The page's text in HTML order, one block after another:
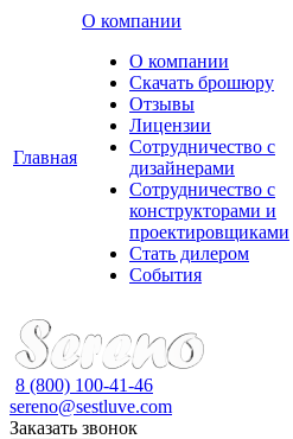
Главная
О компании
О компании
Скачать брошюру
Отзывы
Лицензии
Сотрудничество с
дизайнерами
Сотрудничество с
конструкторами и
проектировщиками
Стать дилером
События
8 (800) 100-41-46
sereno@sestluve.com
Заказать звонок